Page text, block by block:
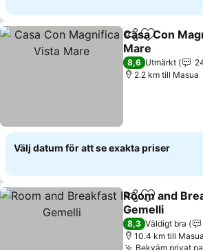
Dela Lägg till i
Casa Con
Mare
Se priser
8,6 Utmärkt
2.2 km till Masua
Välj datum för att se exakta priser
Dela Lägg till i
Room and
Gemelli
Se priser
8,3 Väldigt bra
10.4 km till Masua
Bekväm privat